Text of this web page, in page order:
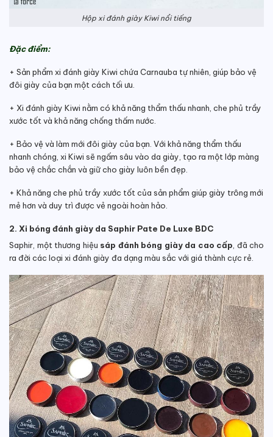
Hộp xi đánh giày Kiwi nổi tiếng
Đặc điểm:
+ Sản phẩm xi đánh giày Kiwi chứa Carnauba tự nhiên, giúp bảo vệ
đôi giày của bạn một cách tối ưu.
+ Xi đánh giày Kiwi nằm có khả năng thẩm thấu nhanh, che phủ trầy
xước tốt và khả năng chống thấm nước.
+ Bảo vệ và làm mới đôi giày của bạn. Với khả năng thẩm thấu
nhanh chóng, xi Kiwi sẽ ngấm sâu vào da giày, tạo ra một lớp màng
bảo vệ chắc chắn và giữ cho giày luôn bền đẹp.
+ Khả năng che phủ trầy xước tốt của sản phẩm giúp giày trông mới
mẻ hơn và duy trì được vẻ ngoài hoàn hảo.
2. Xi bóng đánh giày da Saphir Pate De Luxe BDC
Saphir, một thương hiệu sáp đánh bóng giày da cao cấp, đã cho
ra đời các loại xi đánh giày đa dạng màu sắc với giá thành cực rẻ.